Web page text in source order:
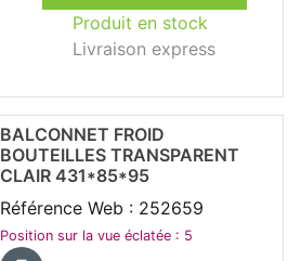
Produit en stock
Livraison express
BALCONNET FROID
BOUTEILLES TRANSPARENT
CLAIR 431*85*95
Référence Web : 252659
Position sur la vue éclatée : 5